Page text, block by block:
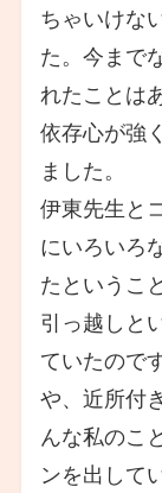
ちゃいけな
た。今まで
れたことは
依存心が強
ました。
伊東先生と
にいろいろ
たというこ
引っ越しと
ていたので
や、近所付
んな私のこ
ンを出して